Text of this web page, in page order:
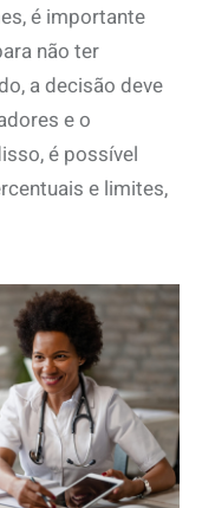
é importante
não ter
a decisão deve
e o
é possível
e limites,